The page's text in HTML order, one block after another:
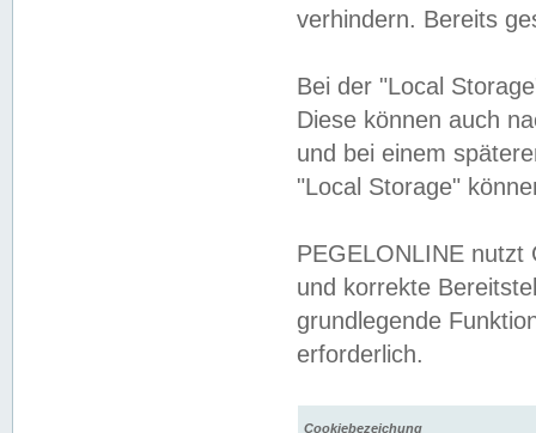
verhindern. Bereits
Bei der "Local
Diese können auch
und bei einem
"Local Storage"
PEGELONLINE nutzt
und korrekte
grundlegende
erforderlich.
Cookiebezeichung